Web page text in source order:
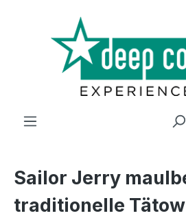
Zum Hauptinhalt springen
Sailor Jerry
traditionelle